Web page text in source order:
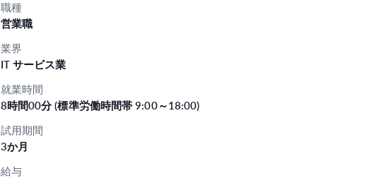
職種
営業職
業界
IT サービス業
就業時間
8時間00分 (標準労働時間帯 9:00～18:00)
試用期間
3か月
給与